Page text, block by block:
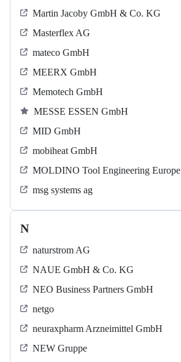
Martin Jacoby GmbH & Co. KG
Masterflex AG
mateco GmbH
MEERX GmbH
Memotech GmbH
MESSE ESSEN GmbH
MID GmbH
mobiheat GmbH
MOLDINO Tool Engineering Europe
msg systems ag
N
naturstrom AG
NAUE GmbH & Co. KG
NEO Business Partners GmbH
netgo
neuraxpharm Arzneimittel GmbH
NEW Gruppe